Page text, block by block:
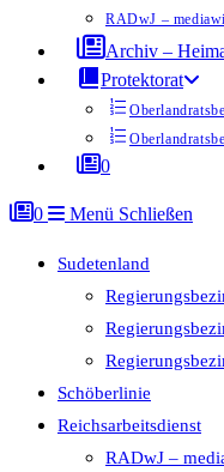
RADwJ –
Archiv –
Protektorat
0
0 Menü Schließen
Sudetenland
Schöberlinie
Reichsarbeitsdienst
RADwJ –